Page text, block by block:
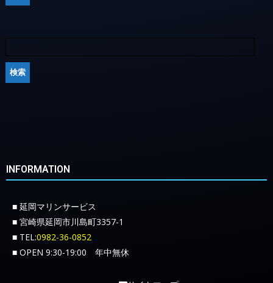
INFORMATION
■ 延岡マリンサービス
■ 宮崎県延岡市川島町3357-1
■ TEL:0982-36-0852
■ OPEN 9:30-19:00 年中無休